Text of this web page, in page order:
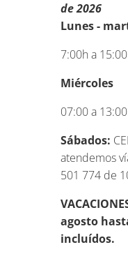
de 2026
Lunes -
7:00h a
Miércoles
07:00 a
Sábados:
atendemos
501 774 de
agosto
incluídos.